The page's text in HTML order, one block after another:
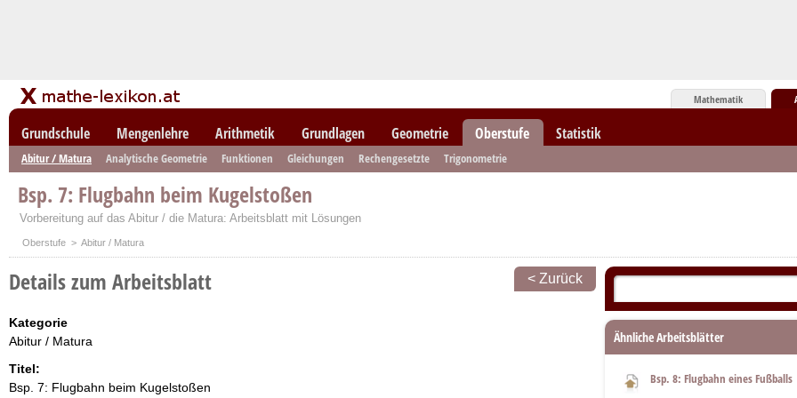
Mathematik
Grundschule Mengenlehre Arithmetik Grundlagen Geometrie Oberstufe Statistik
Abitur / Matura Analytische Geometrie Funktionen Gleichungen Rechengesetzte Trigonometrie
Bsp. 7: Flugbahn beim Kugelstoßen
Vorbereitung auf das Abitur / die Matura: Arbeitsblatt mit Lösungen
Oberstufe > Abitur / Matura
< Zurück
Details zum Arbeitsblatt
Kategorie
Abitur / Matura
Titel:
Bsp. 7: Flugbahn beim Kugelstoßen
Ähnliche Arbeitsblätter
Bsp. 8: Flugbahn eines Fußballs